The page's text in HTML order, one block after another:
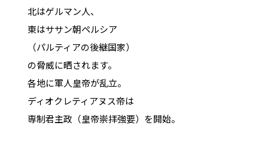
北はゲルマン人、
東はササン朝ペルシア
（パルティアの後継国家）
の脅威に晒されます。
各地に軍人皇帝が乱立。
ディオクレティアヌス帝は
専制君主政（皇帝崇拝強要）を開始。